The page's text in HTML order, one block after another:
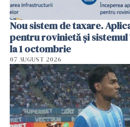
Nou sistem de taxare.
pentru rovinietă şi sistemul
la 1 octombrie
07 AUGUST 2026